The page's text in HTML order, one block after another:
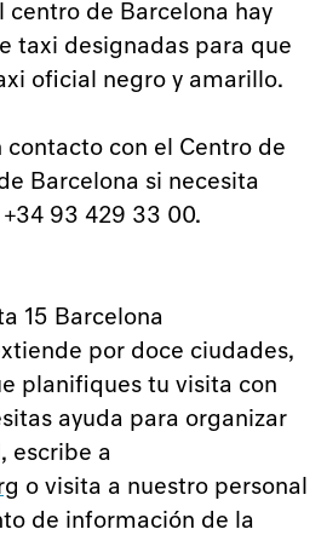
centro de Barcelona hay
taxi designadas para que
oficial negro y amarillo.
contacto con el Centro de
Barcelona si necesita
93 429 33 00.
15 Barcelona
por doce ciudades,
planifiques tu visita con
ayuda para organizar
escribe a
o visita a nuestro personal
de información de la